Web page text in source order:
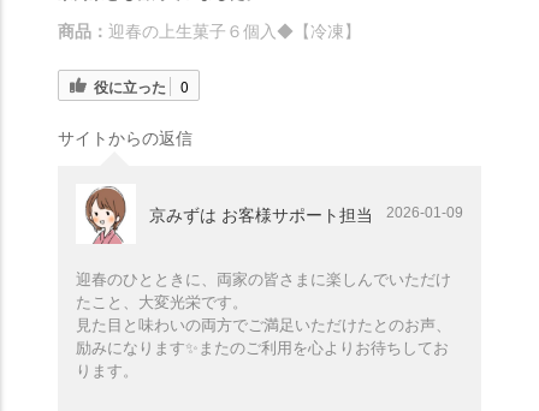
商品： 迎春の上生菓子６個入◆【冷凍】
役に立った 0
サイトからの返信
京みずは お客様サポート担当 2026-01-09
迎春のひとときに、両家の皆さまに楽しんでいただけ
たこと、大変光栄です。
見た目と味わいの両方でご満足いただけたとのお声、
励みになります✨️またのご利用を心よりお待ちしてお
ります。